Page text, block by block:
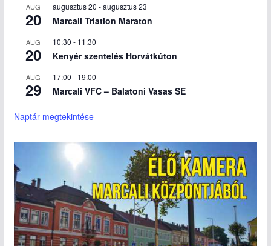
AUG
20
augusztus 20 -augusztus 23
Marcali Triatlon Maraton
AUG
20
10:30 - 11:30
Kenyér szentelés Horvátkúton
AUG
29
17:00 - 19:00
Marcali VFC – Balatoni Vasas SE
Naptár megtekintése